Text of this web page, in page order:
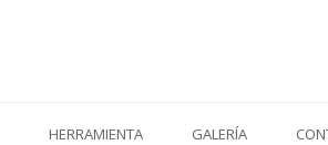
HERRAMIENTA GALERÍA